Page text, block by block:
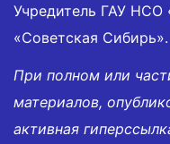
Учредитель ГАУ НСО
«Советская Сибирь».
При полном или
материалов,
активная